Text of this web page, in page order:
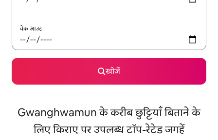
चेक आउट
खोजें
Gwanghwamun के करीब छुट्टियाँ बिताने के
लिए किराए पर उपलब्ध टॉप-रेटेड जगहें